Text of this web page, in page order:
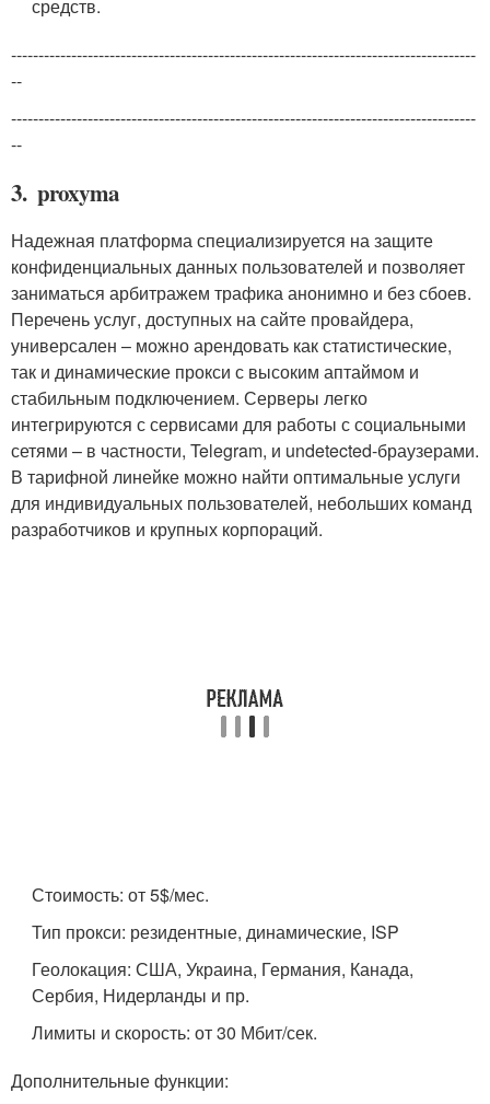
средств.
-------------------------------------------------------------------------------------
--
-------------------------------------------------------------------------------------
--
3. proxyma
Надежная платформа специализируется на защите
конфиденциальных данных пользователей и позволяет
заниматься арбитражем трафика анонимно и без сбоев.
Перечень услуг, доступных на сайте провайдера,
универсален – можно арендовать как статистические,
так и динамические прокси с высоким аптаймом и
стабильным подключением. Серверы легко
интегрируются с сервисами для работы с социальными
сетями – в частности, Telegram, и undetected-браузерами.
В тарифной линейке можно найти оптимальные услуги
для индивидуальных пользователей, небольших команд
разработчиков и крупных корпораций.
Стоимость: от 5$/мес.
Тип прокси: резидентные, динамические, ISP
Геолокация: США, Украина, Германия, Канада,
Сербия, Нидерланды и пр.
Лимиты и скорость: от 30 Мбит/сек.
Дополнительные функции: